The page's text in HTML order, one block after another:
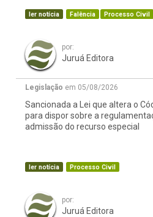
ler notícia Falência Processo Civil
por:
Juruá Editora
Legislação em 05/08/2026
Sancionada a Lei que altera o
para dispor sobre a
admissão do recurso especial
ler notícia Processo Civil
por:
Juruá Editora